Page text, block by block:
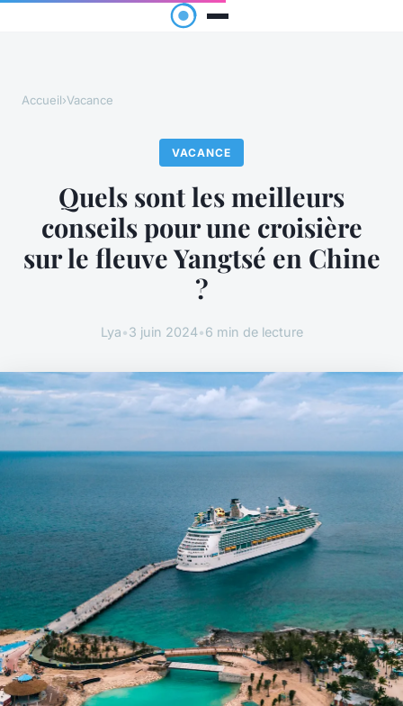
Accueil›Vacance
VACANCE
Quels sont les meilleurs
conseils pour une croisière
sur le fleuve Yangtsé en Chine
?
Lya•3 juin 2024•6 min de lecture